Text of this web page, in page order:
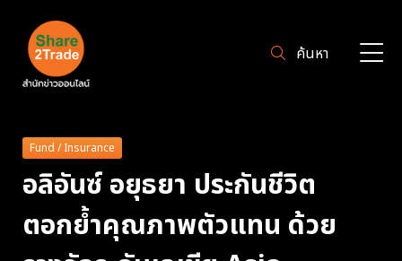
ค้นหา
Fund / Insurance
อลิอันซ์ อยุธยา ประกันชีวิต
ตอกย้ำคุณภาพตัวแทน ด้วย